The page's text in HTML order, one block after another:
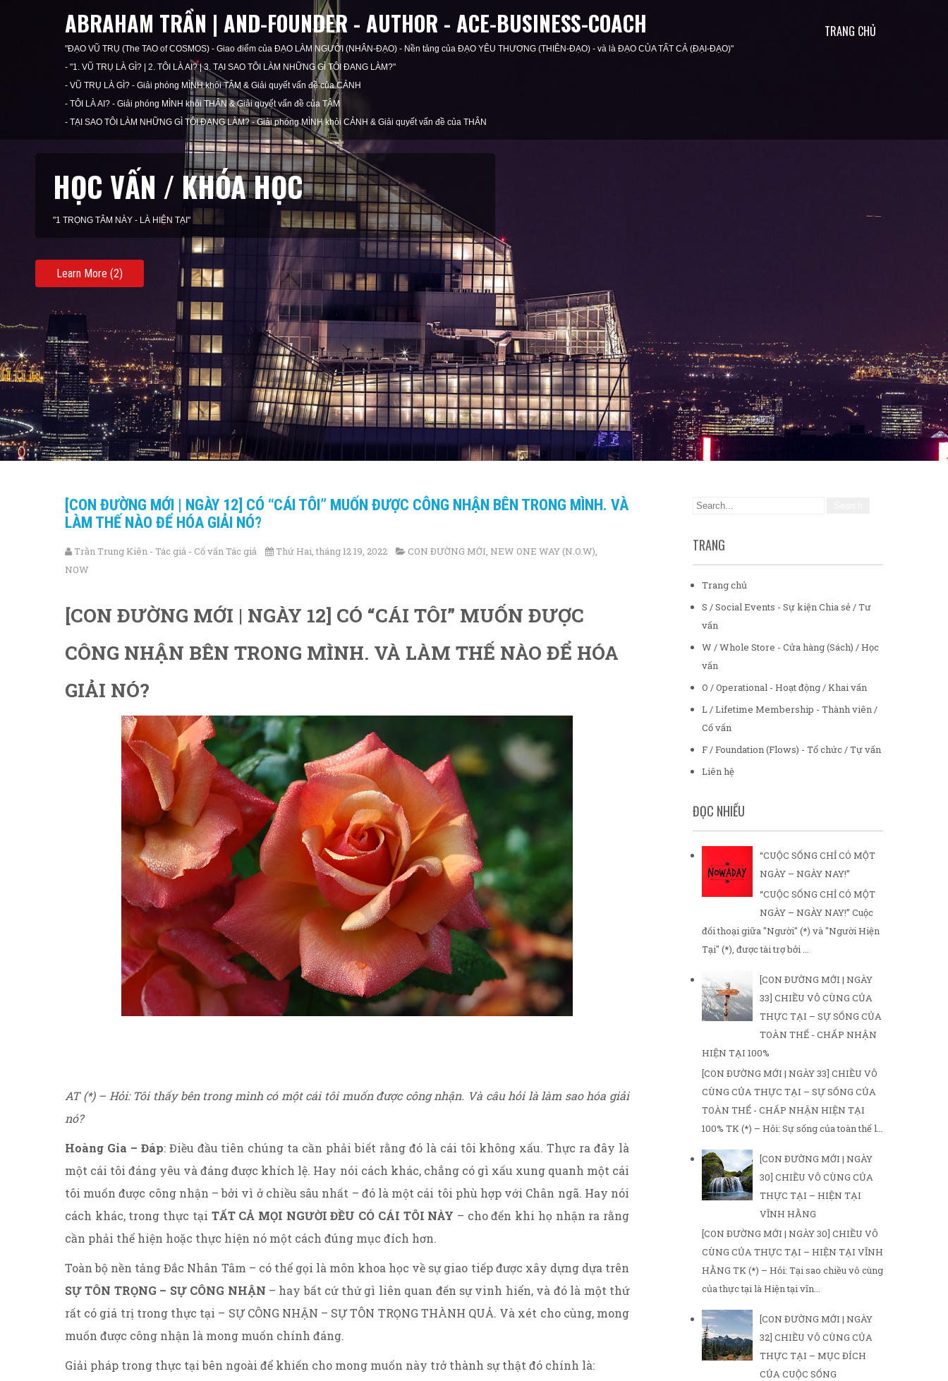
ABRAHAM TRẦN | AND-FOUNDER - AUTHOR - ACE-BUSINESS-COACH
"ĐẠO VŨ TRỤ (The TAO of COSMOS) - Giao điểm của ĐẠO LÀM NGƯỜI (NHÂN-ĐẠO) - Nền tảng của ĐẠO YÊU THƯƠNG (THIÊN-ĐẠO) - và là ĐẠO CỦA TẤT CẢ (ĐẠI-ĐẠO)"
- "1. VŨ TRỤ LÀ GÌ? | 2. TÔI LÀ AI? | 3. TẠI SAO TÔI LÀM NHỮNG GÌ TÔI ĐANG LÀM?"
- VŨ TRỤ LÀ GÌ? - Giải phóng MÌNH khỏi TÂM & Giải quyết vấn đề của CẢNH
- TÔI LÀ AI? - Giải phóng MÌNH khỏi THÂN & Giải quyết vấn đề của TÂM
- TẠI SAO TÔI LÀM NHỮNG GÌ TÔI ĐANG LÀM? - Giải phóng MÌNH khỏi CẢNH & Giải quyết vấn đề của THÂN
TRANG CHỦ
KHAI VẤN / HUẤN LUYỆN CÁ NHÂN
"1 HÀNH ĐỘNG NÀY - LÀ NHẬN THỨC"
Learn More (3)
[CON ĐƯỜNG MỚI | NGÀY 12] CÓ “CÁI TÔI” MUỐN ĐƯỢC CÔNG NHẬN BÊN TRONG MÌNH. VÀ
LÀM THẾ NÀO ĐỂ HÓA GIẢI NÓ?
Trần Trung Kiên - Tác giả - Cố vấn Tác giả Thứ Hai, tháng 12 19, 2022 CON ĐƯỜNG MỚI, NEW ONE WAY (N.O.W),
NOW
[CON ĐƯỜNG MỚI | NGÀY 12] CÓ “CÁI TÔI” MUỐN ĐƯỢC
CÔNG NHẬN BÊN TRONG MÌNH. VÀ LÀM THẾ NÀO ĐỂ HÓA
GIẢI NÓ?
AT (*) – Hỏi: Tôi thấy bên trong mình có một cái tôi muốn được công nhận. Và câu hỏi là làm sao hóa giải
nó?
Hoàng Gia – Đáp: Điều đầu tiên chúng ta cần phải biết rằng đó là cái tôi không xấu. Thực ra đây là
một cái tôi đáng yêu và đáng được khích lệ. Hay nói cách khác, chẳng có gì xấu xung quanh một cái
tôi muốn được công nhận – bởi vì ở chiều sâu nhất – đó là một cái tôi phù hợp với Chân ngã. Hay nói
cách khác, trong thực tại TẤT CẢ MỌI NGƯỜI ĐỀU CÓ CÁI TÔI NÀY – cho đến khi họ nhận ra rằng
cần phải thể hiện hoặc thực hiện nó một cách đúng mục đích hơn.
Toàn bộ nền tảng Đắc Nhân Tâm – có thể gọi là môn khoa học về sự giao tiếp được xây dựng dựa trên
SỰ TÔN TRỌNG – SỰ CÔNG NHẬN – hay bất cứ thứ gì liên quan đến sự vinh hiển, và đó là một thứ
rất có giá trị trong thực tại – SỰ CÔNG NHẬN – SỰ TÔN TRỌNG THÀNH QUẢ. Và xét cho cùng, mong
muốn được công nhận là mong muốn chính đáng.
Giải pháp trong thực tại bên ngoài để khiến cho mong muốn này trở thành sự thật đó chính là:
TRANG
Trang chủ
S / Social Events - Sự kiện Chia sẻ / Tư
vấn
W / Whole Store - Cửa hàng (Sách) / Học
vấn
O / Operational - Hoạt động / Khai vấn
L / Lifetime Membership - Thành viên /
Cố vấn
F / Foundation (Flows) - Tổ chức / Tự vấn
Liên hệ
ĐỌC NHIỀU
“CUỘC SỐNG CHỈ CÓ MỘT
NGÀY – NGÀY NAY!”
“CUỘC SỐNG CHỈ CÓ MỘT
NGÀY – NGÀY NAY!” Cuộc
đối thoại giữa "Người" (*) và "Người Hiện
Tại" (*), được tài trợ bởi ...
[CON ĐƯỜNG MỚI | NGÀY
33] CHIỀU VÔ CÙNG CỦA
THỰC TẠI – SỰ SỐNG CỦA
TOÀN THỂ - CHẤP NHẬN
HIỆN TẠI 100%
[CON ĐƯỜNG MỚI | NGÀY 33] CHIỀU VÔ
CÙNG CỦA THỰC TẠI – SỰ SỐNG CỦA
TOÀN THỂ - CHẤP NHẬN HIỆN TẠI
100% TK (*) – Hỏi: Sự sống của toàn thể l...
[CON ĐƯỜNG MỚI | NGÀY
30] CHIỀU VÔ CÙNG CỦA
THỰC TẠI – HIỆN TẠI
VĨNH HẰNG
[CON ĐƯỜNG MỚI | NGÀY 30] CHIỀU VÔ
CÙNG CỦA THỰC TẠI – HIỆN TẠI VĨNH
HẰNG TK (*) – Hỏi: Tại sao chiều vô cùng
của thực tại là Hiện tại vĩn...
[CON ĐƯỜNG MỚI | NGÀY
32] CHIỀU VÔ CÙNG CỦA
THỰC TẠI – MỤC ĐÍCH
CỦA CUỘC SỐNG